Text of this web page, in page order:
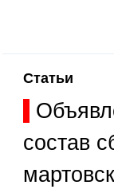
Статьи
состав